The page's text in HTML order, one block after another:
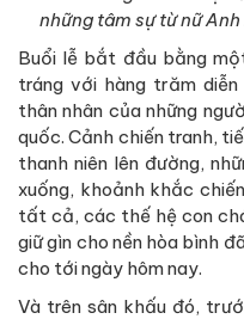
những tâm sự từ nữ
Buổi lễ bắt đầu bằng
tráng với hàng trăm
thân nhân của những
quốc. Cảnh chiến tranh,
thanh niên lên đường,
xuống, khoảnh khắc
tất cả, các thế hệ con
giữ gìn cho nền hòa bình
cho tới ngày hôm nay.
Và trên sân khấu đó,